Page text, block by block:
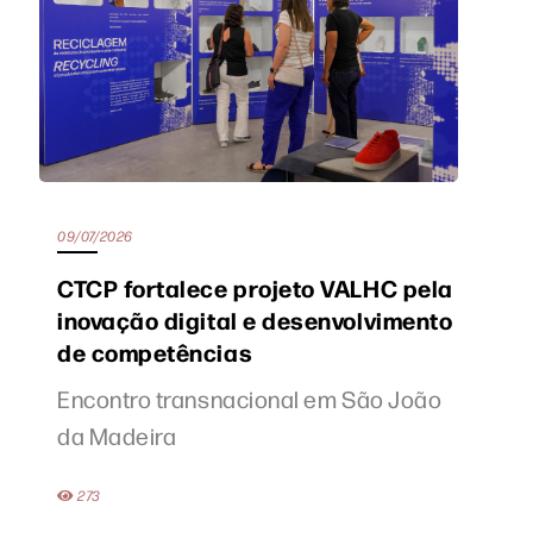
09/07/2026
CTCP fortalece projeto VALHC pela
inovação digital e desenvolvimento
de competências
Encontro transnacional em São João
da Madeira
273